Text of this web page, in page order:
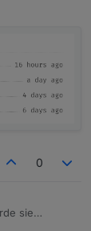
0
sie